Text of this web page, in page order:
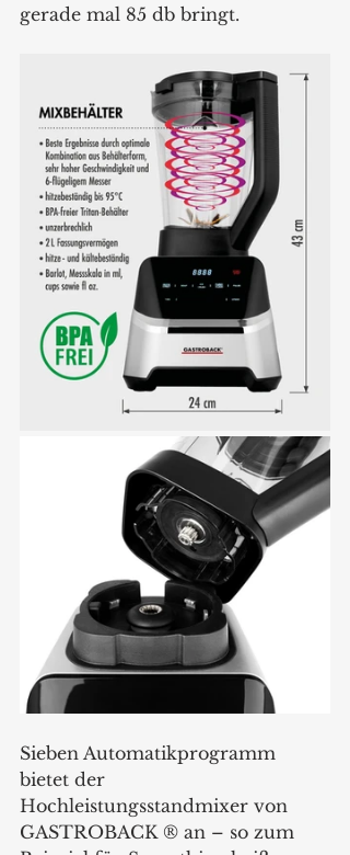
gerade mal 85 db bringt.
Sieben Automatikprogramm
bietet der
Hochleistungsstandmixer von
GASTROBACK ® an – so zum